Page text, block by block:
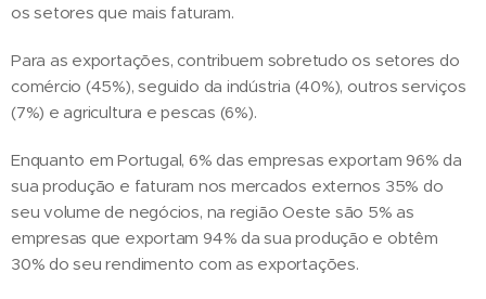
os setores que mais faturam.
Para as exportações, contribuem sobretudo os setores do
comércio (45%), seguido da indústria (40%), outros serviços
(7%) e agricultura e pescas (6%).
Enquanto em Portugal, 6% das empresas exportam 96% da
sua produção e faturam nos mercados externos 35% do
seu volume de negócios, na região Oeste são 5% as
empresas que exportam 94% da sua produção e obtêm
30% do seu rendimento com as exportações.